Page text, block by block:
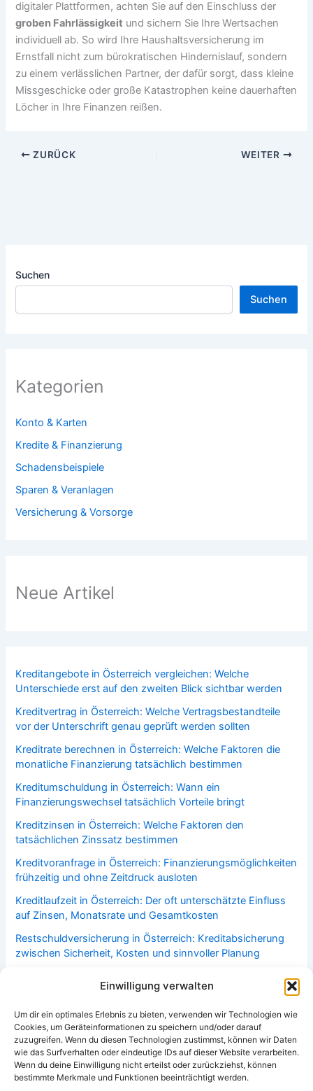
Einwilligung verwalten
Um dir ein optimales Erlebnis zu bieten, verwenden wir Technologien wie
Cookies, um Geräteinformationen zu speichern und/oder darauf
zuzugreifen. Wenn du diesen Technologien zustimmst, können wir Daten
wie das Surfverhalten oder eindeutige IDs auf dieser Website verarbeiten.
Wenn du deine Einwilligung nicht erteilst oder zurückziehst, können
bestimmte Merkmale und Funktionen beeinträchtigt werden.
digitaler Plattformen, achten Sie auf den Einschluss der
groben Fahrlässigkeit und sichern Sie Ihre Wertsachen
individuell ab. So wird Ihre Haushaltsversicherung im
Ernstfall nicht zum bürokratischen Hindernislauf, sondern
zu einem verlässlichen Partner, der dafür sorgt, dass kleine
Missgeschicke oder große Katastrophen keine dauerhaften
Löcher in Ihre Finanzen reißen.
ZURÜCK WEITER
Suchen
Suchen
Kategorien
Konto & Karten
Kredite & Finanzierung
Schadensbeispiele
Sparen & Veranlagen
Versicherung & Vorsorge
Neue Artikel
Kreditangebote in Österreich vergleichen: Welche
Unterschiede erst auf den zweiten Blick sichtbar werden
Kreditvertrag in Österreich: Welche Vertragsbestandteile
vor der Unterschrift genau geprüft werden sollten
Kreditrate berechnen in Österreich: Welche Faktoren die
monatliche Finanzierung tatsächlich bestimmen
Kreditumschuldung in Österreich: Wann ein
Finanzierungswechsel tatsächlich Vorteile bringt
Kreditzinsen in Österreich: Welche Faktoren den
tatsächlichen Zinssatz bestimmen
Kreditvoranfrage in Österreich: Finanzierungsmöglichkeiten
frühzeitig und ohne Zeitdruck ausloten
Kreditlaufzeit in Österreich: Der oft unterschätzte Einfluss
auf Zinsen, Monatsrate und Gesamtkosten
Restschuldversicherung in Österreich: Kreditabsicherung
zwischen Sicherheit, Kosten und sinnvoller Planung
Kreditwürdigkeit und Finanzierungsmöglichkeiten
Haushaltsversicherung in Österreich: Welche Leistungen im
Alltag häufig überschätzt oder unterschätzt werden